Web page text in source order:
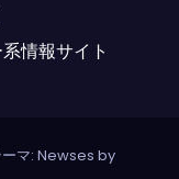
情報サイト
ーマ: Newses by